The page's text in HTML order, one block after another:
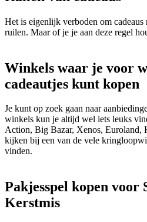
Het is eigenlijk verboden om cadeaus
ruilen. Maar of je je aan deze regel
Winkels waar je voor
cadeautjes kunt kopen
Je kunt op zoek gaan naar
winkels kun je altijd wel iets leuks
Action, Big Bazar, Xenos,
kijken bij een van de vele
vinden.
Pakjesspel kopen voor
Kerstmis